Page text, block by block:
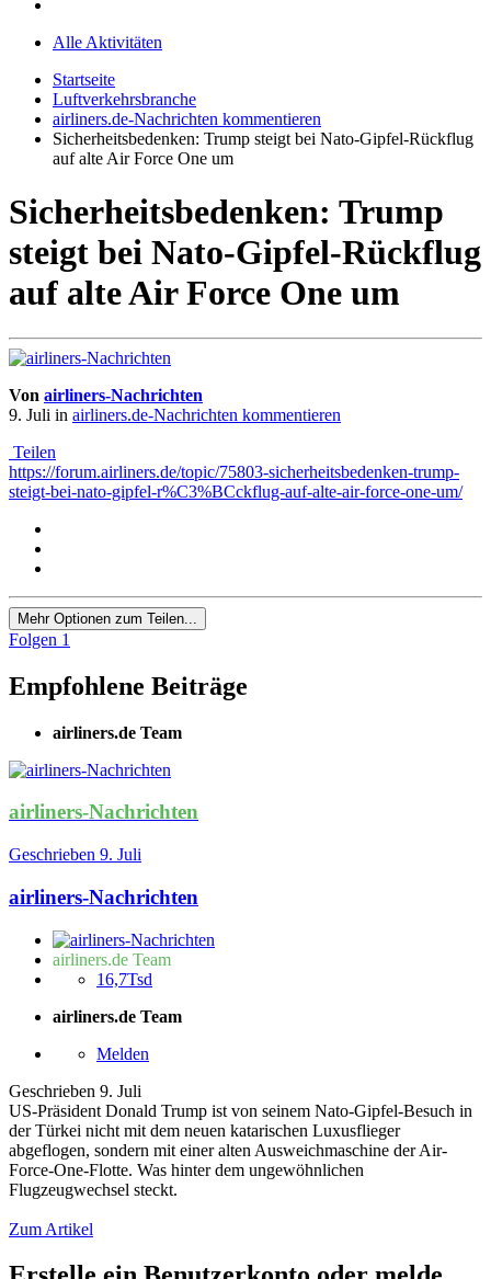
Alle Aktivitäten
Startseite
Luftverkehrsbranche
airliners.de-Nachrichten kommentieren
Sicherheitsbedenken: Trump steigt bei Nato-Gipfel-Rückflug
auf alte Air Force One um
Sicherheitsbedenken: Trump
steigt bei Nato-Gipfel-Rückflug
auf alte Air Force One um
Von airliners-Nachrichten
9. Juli in airliners.de-Nachrichten kommentieren
Teilen
https://forum.airliners.de/topic/75803-sicherheitsbedenken-trump-
steigt-bei-nato-gipfel-r%C3%BCckflug-auf-alte-air-force-one-um/
Mehr Optionen zum Teilen...
Folgen 1
Empfohlene Beiträge
airliners.de Team
airliners-Nachrichten
Geschrieben 9. Juli
airliners-Nachrichten
airliners.de Team
16,7Tsd
airliners.de Team
Melden
Geschrieben 9. Juli
US-Präsident Donald Trump ist von seinem Nato-Gipfel-Besuch in
der Türkei nicht mit dem neuen katarischen Luxusflieger
abgeflogen, sondern mit einer alten Ausweichmaschine der Air-
Force-One-Flotte. Was hinter dem ungewöhnlichen
Flugzeugwechsel steckt.
Zum Artikel